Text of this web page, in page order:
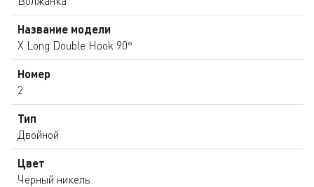
Название модели
X Long Double Hook 90°
Номер
2
Тип
Двойной
Цвет
Черный никель